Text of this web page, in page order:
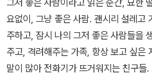
끌리면서 내 가족이 구질구질하고 촌스
속상하면서 동시에 죄스럽고 미안한 마
을 이야기하고 이어어머니를 잃고 제
하고 그대로 눌러 놓은 채 나이 먹은 소
지고 그 아버지의 재혼이 낯설고 싫지
는 단편. 4. 그저 좋은 사람가족 안에서
식, 남편과 아내, 형제, 자매 혹은 남매
정의 끈을, 줌파 라히리는 바짝 조인다.
악기의 현이라도 되는 듯이. 그곳에서
성이라도 하겠다는 듯이. 이 단편도 마
한 남자와 따뜻한 여자의 힘겨루기. 그
서의 조우. 그러나 다시 헤어짐. 각자의
의 고백. 그리고 무언가 그 담담하고자
싶은 것은 그녀가 엄마가 된다는 것이
것이다.가장 좋았던 작품인 '길들지 않
다. (68쪽) '야, 난 그저 도우려는 것뿐
고 했어? 누나가 뭘 고칠 수 있다고 생각
무 좋다는 거 혹시 생각이나 해봤어?'
신뢰하지 않을 남편과 이제 막 울기 시
열려버린 자기 가족을 생각했다. 다른
요없이, 그냥 좋은 사람. 괜시리 설레고
주하고, 잠시 나의 그저 좋은 사람들을
주고, 격려해주는 가족, 항상 보고 싶은
말이 많아 전화기가 뜨거워지는 친구들